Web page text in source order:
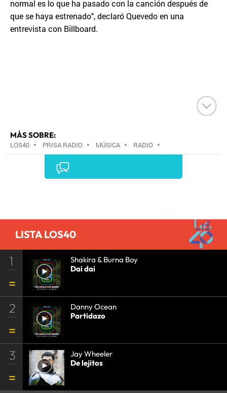
normal es lo que ha pasado con la canción después de
que se haya estrenado", declaró Quevedo en una
entrevista con Billboard.
MÁS SOBRE:
LOS40 • PRISA RADIO • MÚSICA • RADIO •
GRUPO PRISA•GRUPO COMUNICACIÓN•MEDIOS
COMUNICACIÓN•
LISTA LOS40
1
Shakira & Burna Boy
Dai dai
2
Danny Ocean
Partidazo
3
Jay Wheeler
De lejitos